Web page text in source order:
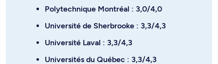
Polytechnique Montréal : 3,0/4,0
Université de Sherbrooke : 3,3/4,3
Université Laval : 3,3/4,3
Universités du Québec : 3,3/4,3